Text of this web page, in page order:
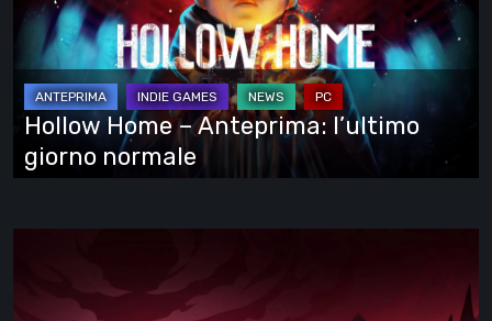
Anteprima:
l’ultimo
giorno
normale
Hollow Home – Anteprima: l’ultimo
giorno normale
provato